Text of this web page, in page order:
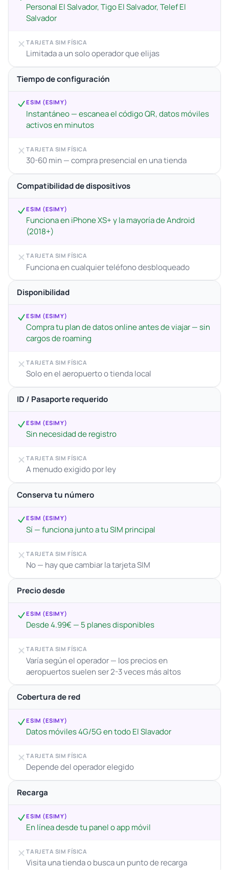
Personal El Salvador, Tigo El Salvador, Telef El
Salvador
TARJETA SIM FÍSICA
Limitada a un solo operador que elijas
Tiempo de configuración
ESIM (ESIMY)
Instantáneo — escanea el código QR, datos móviles
activos en minutos
TARJETA SIM FÍSICA
30-60 min — compra presencial en una tienda
Compatibilidad de dispositivos
ESIM (ESIMY)
Funciona en iPhone XS+ y la mayoría de Android
(2018+)
TARJETA SIM FÍSICA
Funciona en cualquier teléfono desbloqueado
Disponibilidad
ESIM (ESIMY)
Compra tu plan de datos online antes de viajar — sin
cargos de roaming
TARJETA SIM FÍSICA
Solo en el aeropuerto o tienda local
ID / Pasaporte requerido
ESIM (ESIMY)
Sin necesidad de registro
TARJETA SIM FÍSICA
A menudo exigido por ley
Conserva tu número
ESIM (ESIMY)
Sí — funciona junto a tu SIM principal
TARJETA SIM FÍSICA
No — hay que cambiar la tarjeta SIM
Precio desde
ESIM (ESIMY)
Desde 4.99€ — 5 planes disponibles
TARJETA SIM FÍSICA
Varía según el operador — los precios en
aeropuertos suelen ser 2-3 veces más altos
Cobertura de red
ESIM (ESIMY)
Datos móviles 4G/5G en todo El Slavador
TARJETA SIM FÍSICA
Depende del operador elegido
Recarga
ESIM (ESIMY)
En línea desde tu panel o app móvil
TARJETA SIM FÍSICA
Visita una tienda o busca un punto de recarga